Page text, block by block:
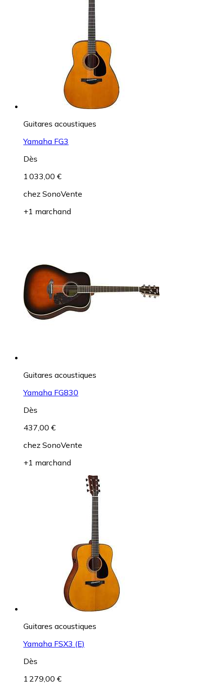
Guitares acoustiques
Yamaha FG3
Dès
1 033,00 €
chez SonoVente
+1 marchand
Guitares acoustiques
Yamaha FG830
Dès
437,00 €
chez SonoVente
+1 marchand
Guitares acoustiques
Yamaha FSX3 (E)
Dès
1 279,00 €